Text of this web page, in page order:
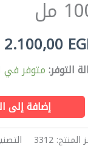
مل
2.100,00
التوفر:متوفر في
دي
تواليت،
إضافة إلى
المنتج:3312